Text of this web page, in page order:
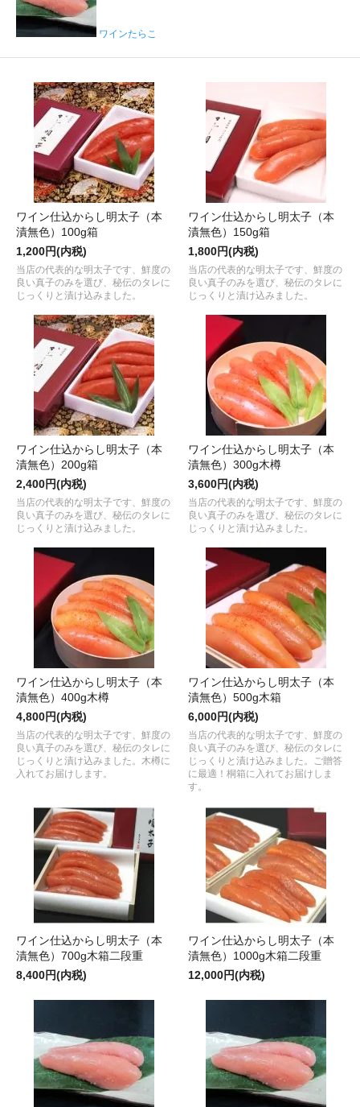
ワインたらこ
ワイン仕込からし明太子（本
漬無色）100g箱
1,200円(内税)
当店の代表的な明太子です、鮮度の
良い真子のみを選び、秘伝のタレに
じっくりと漬け込みました。
ワイン仕込からし明太子（本
漬無色）150g箱
1,800円(内税)
当店の代表的な明太子です、鮮度の
良い真子のみを選び、秘伝のタレに
じっくりと漬け込みました。
ワイン仕込からし明太子（本
漬無色）200g箱
2,400円(内税)
当店の代表的な明太子です、鮮度の
良い真子のみを選び、秘伝のタレに
じっくりと漬け込みました。
ワイン仕込からし明太子（本
漬無色）300g木樽
3,600円(内税)
当店の代表的な明太子です、鮮度の
良い真子のみを選び、秘伝のタレに
じっくりと漬け込みました。
ワイン仕込からし明太子（本
漬無色）400g木樽
4,800円(内税)
当店の代表的な明太子です、鮮度の
良い真子のみを選び、秘伝のタレに
じっくりと漬け込みました。木樽に
入れてお届けします。
ワイン仕込からし明太子（本
漬無色）500g木箱
6,000円(内税)
当店の代表的な明太子です、鮮度の
良い真子のみを選び、秘伝のタレに
じっくりと漬け込みました。ご贈答
に最適！桐箱に入れてお届けしま
す。
ワイン仕込からし明太子（本
漬無色）700g木箱二段重
8,400円(内税)
ワイン仕込からし明太子（本
漬無色）1000g木箱二段重
12,000円(内税)